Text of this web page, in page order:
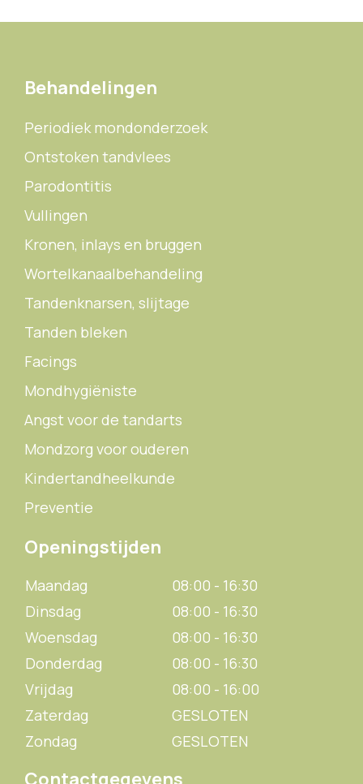
Behandelingen
Periodiek mondonderzoek
Ontstoken tandvlees
Parodontitis
Vullingen
Kronen, inlays en bruggen
Wortelkanaalbehandeling
Tandenknarsen, slijtage
Tanden bleken
Facings
Mondhygiëniste
Angst voor de tandarts
Mondzorg voor ouderen
Kindertandheelkunde
Preventie
Openingstijden
Maandag
08:00 - 16:30
Dinsdag
08:00 - 16:30
Woensdag
08:00 - 16:30
Donderdag
08:00 - 16:30
Vrijdag
08:00 - 16:00
Zaterdag
GESLOTEN
Zondag
GESLOTEN
Contactgegevens